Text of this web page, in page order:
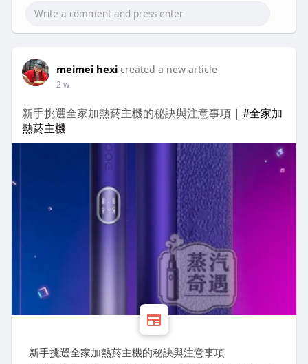
meimei hexi created a new article
2 w
新手挑選全家加熱菸主機的秘訣與注意事項 | #全家加
熱菸主機
新手挑選全家加熱菸主機的秘訣與注意事項